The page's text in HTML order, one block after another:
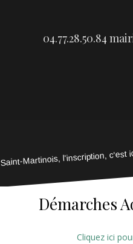
04.77.28.50.84
Saint-Martinois, l'inscription, c'est
Démarches
Cliquez ici